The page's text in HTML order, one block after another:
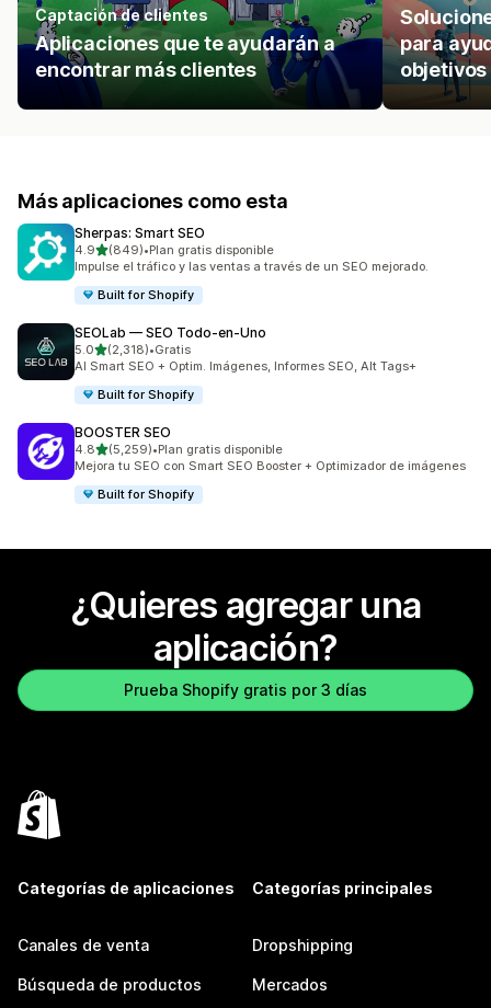
Captación de clientes
Aplicaciones que te ayudarán a
encontrar más clientes
para
Más aplicaciones como esta
Sherpas: Smart SEO
4.9de 5 estrellas
(849)
849 reseñas en total
•Plan gratis disponible
Impulse el tráfico y las ventas a través de un SEO mejorado.
Built for Shopify
SEOLab — SEO Todo‑en‑Uno
5.0de 5 estrellas
(2,318)
2318 reseñas en total
•Gratis
AI Smart SEO + Optim. Imágenes, Informes SEO, Alt Tags+
Built for Shopify
BOOSTER SEO
4.8de 5 estrellas
(5,259)
5259 reseñas en total
•Plan gratis disponible
Mejora tu SEO con Smart SEO Booster + Optimizador de imágenes
Built for Shopify
¿Quieres agregar una
aplicación?
Prueba Shopify gratis por 3 días
Categorías de aplicaciones
Canales de venta
Búsqueda de productos
Categorías principales
Dropshipping
Mercados